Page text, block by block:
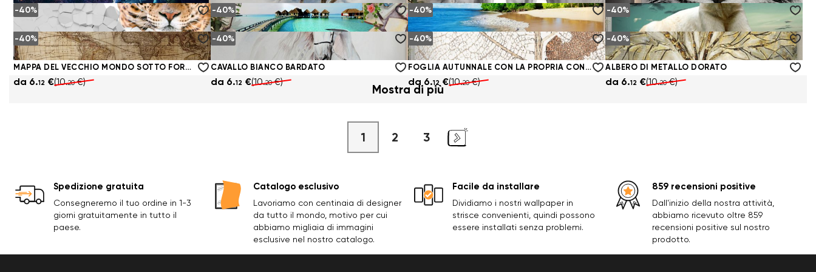
ASTRONAUTA NELLO SPAZIO
(10.20€)
CAVALLO BIANCO GALOPPA
da6. 12€(10.20€)
I CAVALLI BIANCHI COMUNICANO
da6.12€(10.20€)
SPLENDIDA TIGRE BIANCA
da €(10. €)
-40%
IL LEOPARDO SFONDA UN MURO DI MATTONI
da6.12€(10.20€)
-40%
ARCO CHE SI AFFACCIA SUL MOLO DEL MARE
-40%
MAREA DEL MARE SULL'ISOLA
da6.12€(10.20€)
-40%
ORSO POLARE APPOGGIATO SU UNA PIETRA
da6.12€(10.20€)
-40%
MAPPA DEL VECCHIO MONDO SOTTO FORMA DI DUE EMISFERI
da 6.12 €(10.20€)
-40%
CAVALLO BIANCO BARDATO
da 6.12 €(10.20€)
-40%
FOGLIA AUTUNNALE CON LA PROPRIA CONSISTENZA
da 6.12 €(10.20€)
-40%
ALBERO DI METALLO DORATO
da 6.12 €(10.20€)
Mostra di più
1 2 3
Spedizione gratuita
Consegneremo il tuo ordine in 1-3
giorni gratuitamente in tutto il
paese.
Catalogo esclusivo
Lavoriamo con centinaia di designer
da tutto il mondo, motivo per cui
abbiamo migliaia di immagini
esclusive nel nostro catalogo.
Facile da installare
Dividiamo i nostri wallpaper in
strisce convenienti, quindi possono
essere installati senza problemi.
859 recensioni positive
Dall'inizio della nostra attività,
abbiamo ricevuto oltre 859
recensioni positive sul nostro
prodotto.